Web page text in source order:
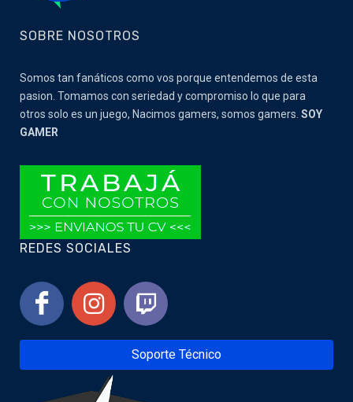
SOBRE NOSOTROS
Somos tan fanáticos como vos porque entendemos de esta
pasion. Tomamos con seriedad y compromiso lo que para
otros solo es un juego, Nacimos gamers, somos gamers. SOY
GAMER
REDES SOCIALES
Soporte Técnico